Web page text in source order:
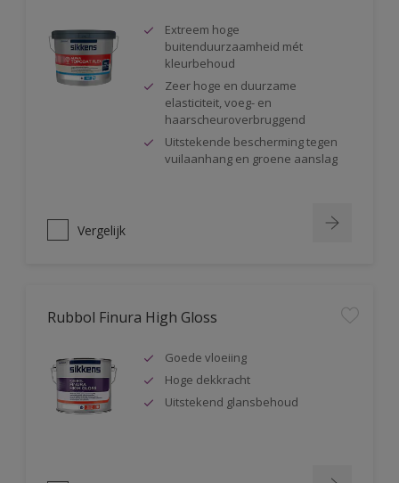
Extreem hoge
buitenduurzaamheid mét
kleurbehoud
Zeer hoge en duurzame
elasticiteit, voeg- en
haarscheuroverbruggend
Uitstekende bescherming tegen
vuilaanhang en groene aanslag
Vergelijk
Rubbol Finura High Gloss
Goede vloeiing
Hoge dekkracht
Uitstekend glansbehoud